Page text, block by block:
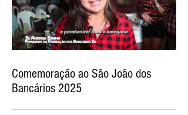
Comemoração ao São João dos
Bancários 2025